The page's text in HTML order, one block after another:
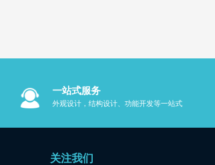
一站式服务
外观设计，结构设计、功能开发等一站式
关注我们